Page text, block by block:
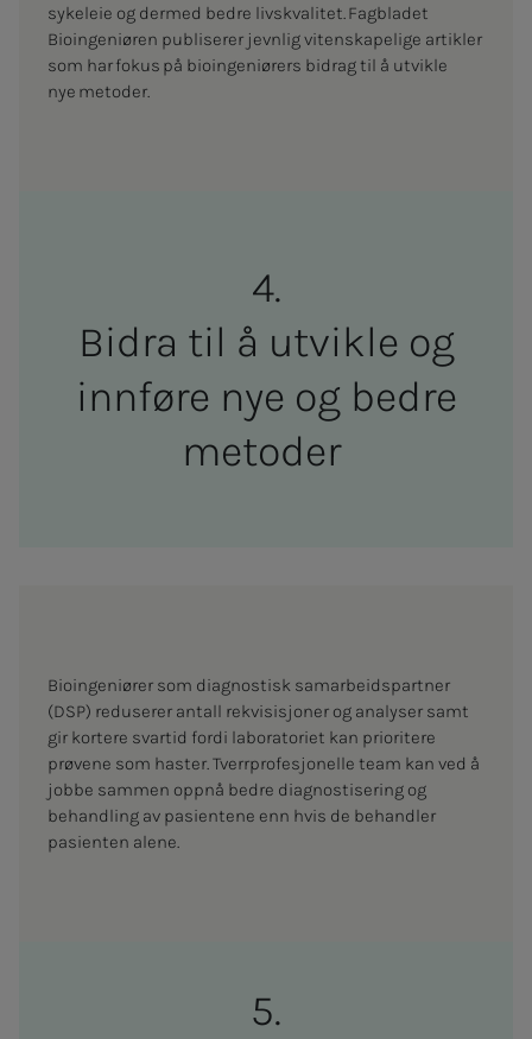
Bi­d­ra til å ut­vik­­­le og
inn­­­­­føre nye og bed­­­re
me­to­­­der
sykeleie og dermed bedre livskvalitet. Fagbladet
Bioingeniøren publiserer jevnlig vitenskapelige artikler
som har fokus på bioingeniørers bidrag til å utvikle
nye metoder.
Bioingeniører som diagnostisk samarbeidspartner
(DSP) reduserer antall rekvisisjoner og analyser samt
gir kortere svartid fordi laboratoriet kan prioritere
prøvene som haster. Tverrprofesjonelle team kan ved å
jobbe sammen oppnå bedre diagnostisering og
behandling av pasientene enn hvis de behandler
pasienten alene.